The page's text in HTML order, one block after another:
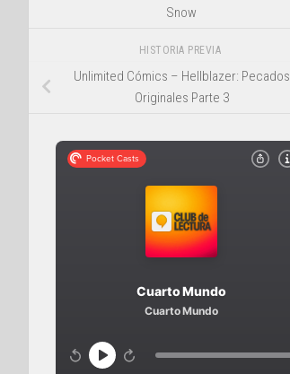
Snow
HISTORIA PREVIA
Unlimited Cómics – Hellblazer: Pecados
Originales Parte 3